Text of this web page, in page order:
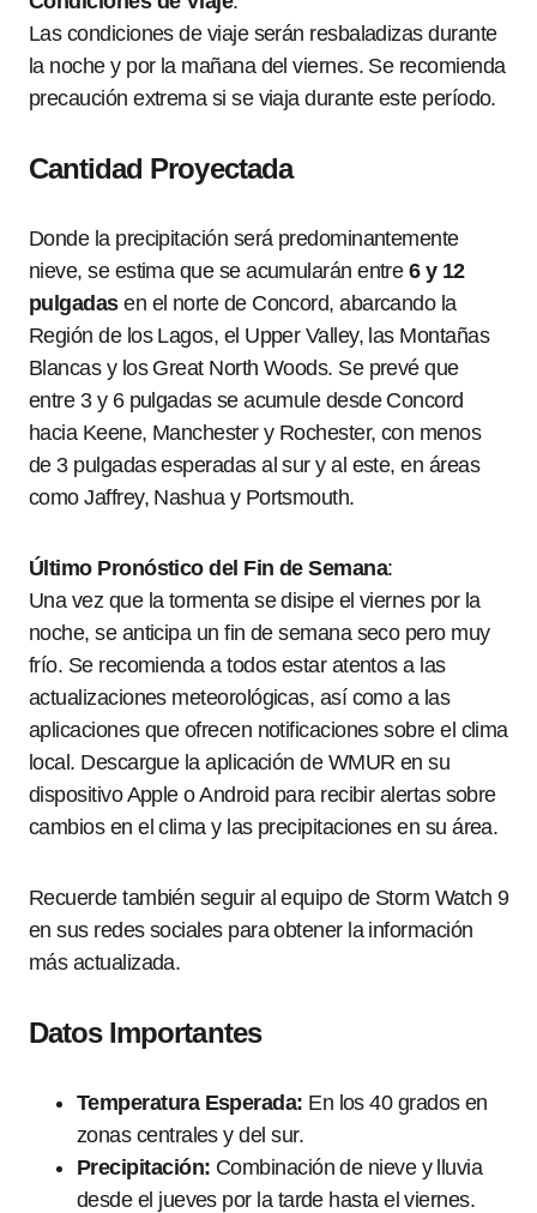
Las condiciones de viaje serán resbaladizas durante
la noche y por la mañana del viernes. Se recomienda
precaución extrema si se viaja durante este período.
Cantidad Proyectada
Donde la precipitación será predominantemente
nieve, se estima que se acumularán entre 6 y 12
pulgadasen el norte de Concord, abarcando la
Región de los Lagos, el Upper Valley, las Montañas
Blancas y los Great North Woods. Se prevé que
entre 3 y 6 pulgadas se acumule desde Concord
hacia Keene, Manchester y Rochester, con menos
de 3 pulgadas esperadas al sur y al este, en áreas
como Jaffrey, Nashua y Portsmouth.
Último Pronóstico del Fin de Semana:
Una vez que la tormenta se disipe el viernes por la
noche, se anticipa un fin de semana seco pero muy
frío. Se recomienda a todos estar atentos a las
actualizaciones meteorológicas, así como a las
aplicaciones que ofrecen notificaciones sobre el clima
local. Descargue la aplicación de WMUR en su
dispositivo Apple o Android para recibir alertas sobre
cambios en el clima y las precipitaciones en su área.
Recuerde también seguir al equipo de Storm Watch 9
en sus redes sociales para obtener la información
más actualizada.
Datos Importantes
Temperatura Esperada: En los 40 grados en
zonas centrales y del sur.
Precipitación: Combinación de nieve y lluvia
desde el jueves por la tarde hasta el viernes.